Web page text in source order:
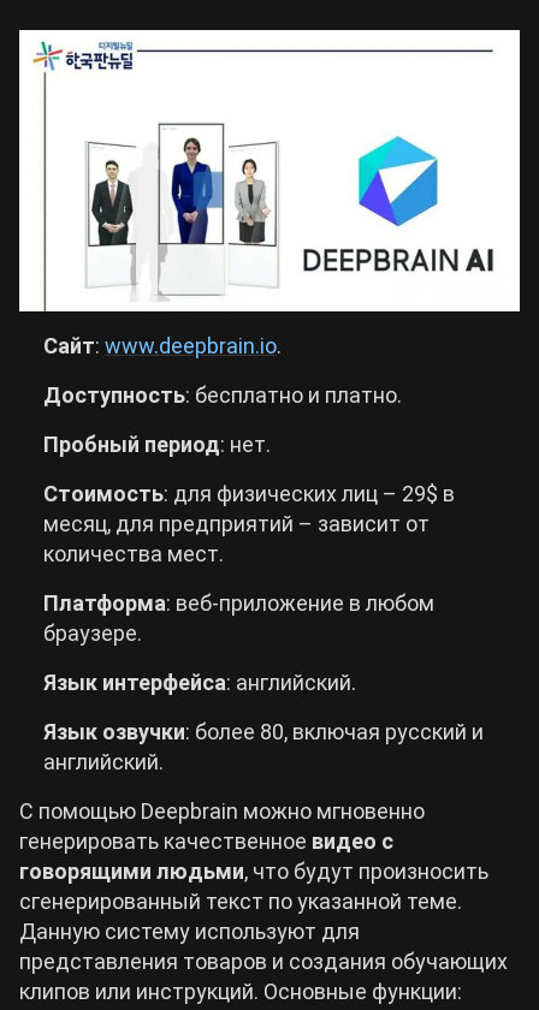
Сайт: www.deepbrain.io.
Доступность: бесплатно и платно.
Пробный период: нет.
Стоимость: для физических лиц – 29$ в
месяц, для предприятий – зависит от
количества мест.
Платформа: веб-приложение в любом
браузере.
Язык интерфейса: английский.
Язык озвучки: более 80, включая русский и
английский.
С помощью Deepbrain можно мгновенно
генерировать качественное видео с
говорящими людьми, что будут произносить
сгенерированный текст по указанной теме.
Данную систему используют для
представления товаров и создания обучающих
клипов или инструкций. Основные функции: